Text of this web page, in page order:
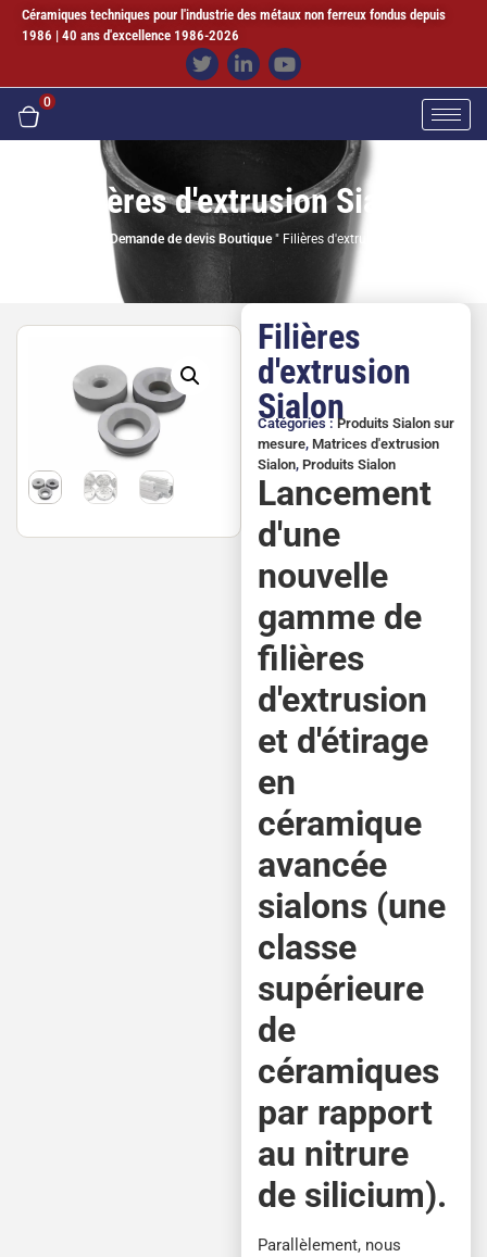
Céramiques techniques pour l'industrie des métaux non ferreux fondus depuis
1986 | 40 ans d'excellence 1986-2026
0
Filières d'extrusion Sialon
Demande de devis Boutique" Filières d'extrusion Sialon
Filières
d'extrusion
Sialon
Catégories : Produits Sialon sur
mesure, Matrices d'extrusion
Sialon, Produits Sialon
Lancement
d'une
nouvelle
gamme de
filières
d'extrusion
et d'étirage
en
céramique
avancée
sialons (une
classe
supérieure
de
céramiques
par rapport
au nitrure
de silicium).
Parallèlement, nous